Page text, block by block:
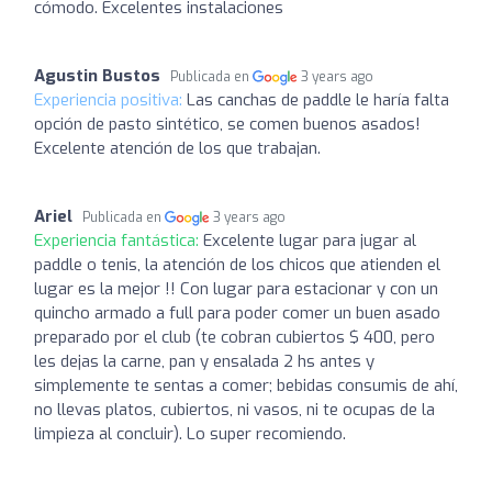
cómodo. Excelentes instalaciones
Agustin Bustos Publicada en 3 years ago
Experiencia positiva: Las canchas de paddle le haría falta
opción de pasto sintético, se comen buenos asados!
Excelente atención de los que trabajan.
Ariel Publicada en 3 years ago
Experiencia fantástica: Excelente lugar para jugar al
paddle o tenis, la atención de los chicos que atienden el
lugar es la mejor !! Con lugar para estacionar y con un
quincho armado a full para poder comer un buen asado
preparado por el club (te cobran cubiertos $ 400, pero
les dejas la carne, pan y ensalada 2 hs antes y
simplemente te sentas a comer; bebidas consumis de ahí,
no llevas platos, cubiertos, ni vasos, ni te ocupas de la
limpieza al concluir). Lo super recomiendo.